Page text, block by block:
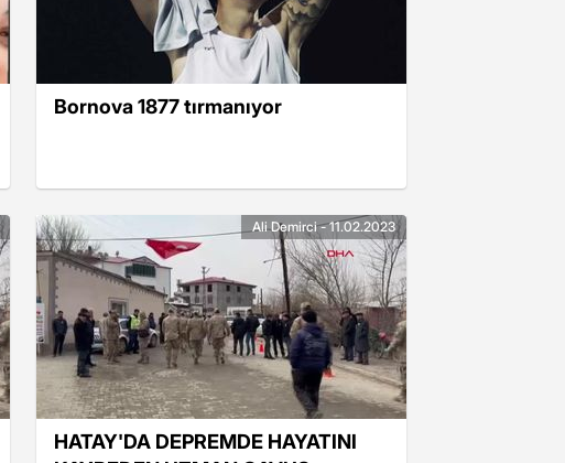
Bornova 1877 tırmanıyor
HATAY'DA DEPREMDE HAYATINI
Ali Demirci - 11.02.2023